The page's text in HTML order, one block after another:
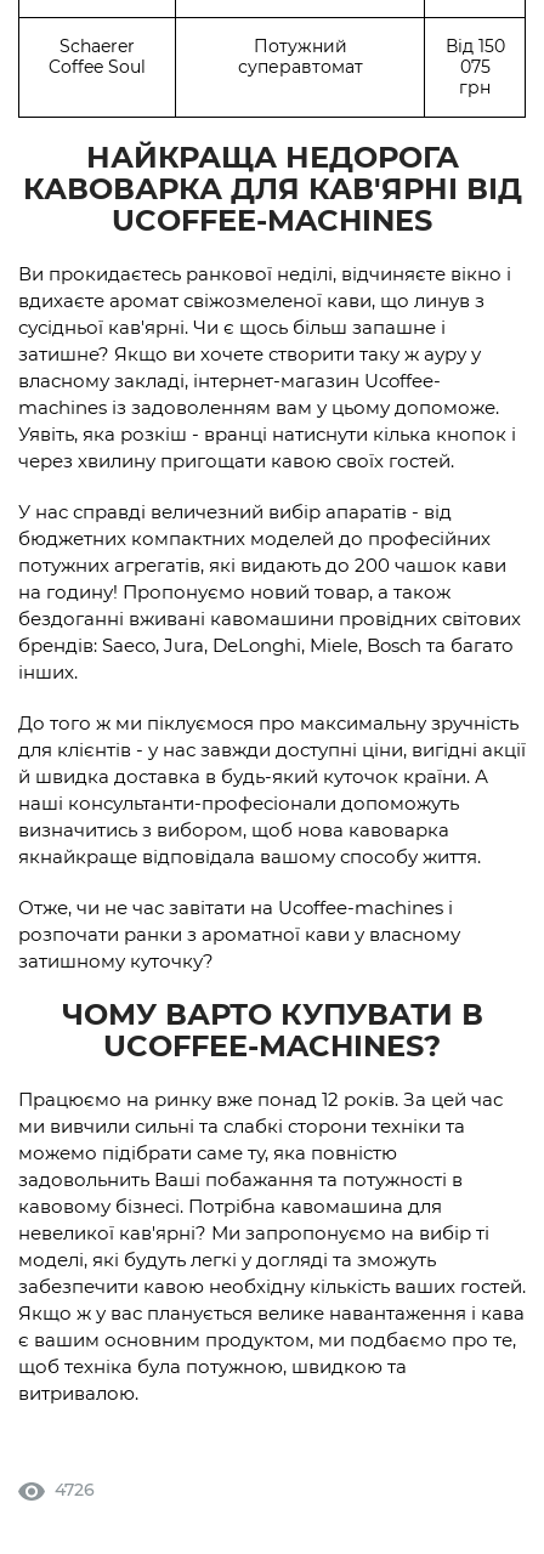
Schaerer
Coffee Soul
Потужний
суперавтомат
Від 150
075
грн
НАЙКРАЩА НЕДОРОГА
КАВОВАРКА ДЛЯ КАВ'ЯРНІ ВІД
UCOFFEE-MACHINES
Ви прокидаєтесь ранкової неділі, відчиняєте вікно і
вдихаєте аромат свіжозмеленої кави, що линув з
сусідньої кав'ярні. Чи є щось більш запашне і
затишне? Якщо ви хочете створити таку ж ауру у
власному закладі, інтернет-магазин Ucoffee-
machines із задоволенням вам у цьому допоможе.
Уявіть, яка розкіш - вранці натиснути кілька кнопок і
через хвилину пригощати кавою своїх гостей.
У нас справді величезний вибір апаратів - від
бюджетних компактних моделей до професійних
потужних агрегатів, які видають до 200 чашок кави
на годину! Пропонуємо новий товар, а також
бездоганні вживані кавомашини провідних світових
брендів: Saeco, Jura, DeLonghi, Miele, Bosch та багато
інших.
До того ж ми піклуємося про максимальну зручність
для клієнтів - у нас завжди доступні ціни, вигідні акції
й швидка доставка в будь-який куточок країни. А
наші консультанти-професіонали допоможуть
визначитись з вибором, щоб нова кавоварка
якнайкраще відповідала вашому способу життя.
Отже, чи не час завітати на Ucoffee-machines і
розпочати ранки з ароматної кави у власному
затишному куточку?
ЧОМУ ВАРТО КУПУВАТИ В
UCOFFEE-MACHINES?
Працюємо на ринку вже понад 12 років. За цей час
ми вивчили сильні та слабкі сторони техніки та
можемо підібрати саме ту, яка повністю
задовольнить Ваші побажання та потужності в
кавовому бізнесі. Потрібна кавомашина для
невеликої кав'ярні? Ми запропонуємо на вибір ті
моделі, які будуть легкі у догляді та зможуть
забезпечити кавою необхідну кількість ваших гостей.
Якщо ж у вас планується велике навантаження і кава
є вашим основним продуктом, ми подбаємо про те,
щоб техніка була потужною, швидкою та
витривалою.
4726